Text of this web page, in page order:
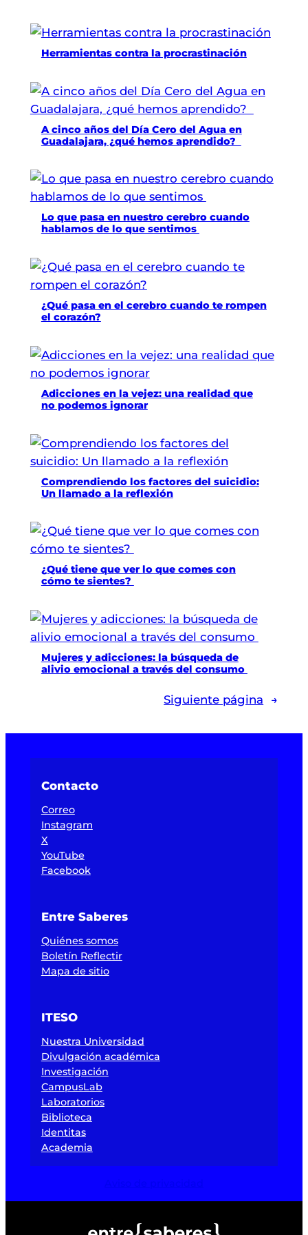
Herramientas contra la procrastinación
A cinco años del Día Cero del Agua en
Guadalajara, ¿qué hemos aprendido?
Lo que pasa en nuestro cerebro cuando
hablamos de lo que sentimos
¿Qué pasa en el cerebro cuando te rompen
el corazón?
Adicciones en la vejez: una realidad que
no podemos ignorar
Comprendiendo los factores del suicidio:
Un llamado a la reflexión
¿Qué tiene que ver lo que comes con
cómo te sientes?
Mujeres y adicciones: la búsqueda de
alivio emocional a través del consumo
Siguiente página →
Contacto
Correo
Instagram
X
YouTube
Facebook
Entre Saberes
Quiénes somos
Boletín Reflectir
Mapa de sitio
ITESO
Nuestra Universidad
Divulgación académica
Investigación
CampusLab
Laboratorios
Biblioteca
Identitas
Academia